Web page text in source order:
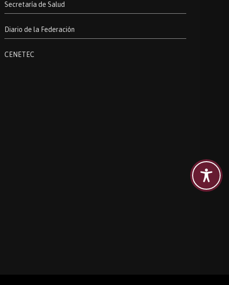
Secretaría de Salud
Diario de la Federación
CENETEC